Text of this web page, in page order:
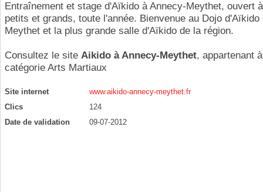
Entraînement et stage d'Aïkido à Annecy-Meythet, ouvert
petits et grands, toute l'année. Bienvenue au Dojo d'Aïkido
Meythet et la plus grande salle d'Aïkido de la région.
Consultez le site Aikido à Annecy-Meythet, appartenant
catégorie Arts Martiaux
Site internet
www.aikido-annecy-meythet.fr
Clics
124
Date de validation
09-07-2012